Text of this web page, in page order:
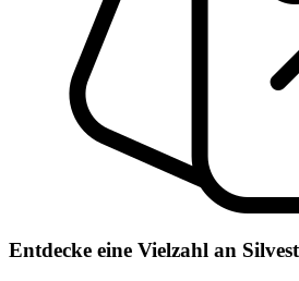
Entdecke eine Vielzahl an